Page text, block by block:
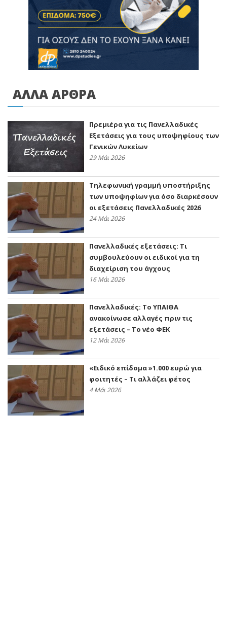
ΑΛΛΑ ΑΡΘΡΑ
Πρεμιέρα για τις Πανελλαδικές
Εξετάσεις για τους υποψηφίους των
Γενικών Λυκείων
29 Μάι 2026
Τηλεφωνική γραμμή υποστήριξης
των υποψηφίων για όσο διαρκέσουν
οι εξετάσεις Πανελλαδικές 2026
24 Μάι 2026
Πανελλαδικές εξετάσεις: Τι
συμβουλεύουν οι ειδικοί για τη
διαχείριση του άγχους
16 Μάι 2026
Πανελλαδικές: Το ΥΠΑΙΘΑ
ανακοίνωσε αλλαγές πριν τις
εξετάσεις – Το νέο ΦΕΚ
12 Μάι 2026
«Ειδικό επίδομα »1.000 ευρώ για
φοιτητές – Τι αλλάζει φέτος
4 Μάι 2026